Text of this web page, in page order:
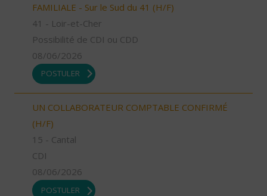
FAMILIALE - Sur le Sud du 41 (H/F)
41 - Loir-et-Cher
Possibilité de CDI ou CDD
08/06/2026
POSTULER
UN COLLABORATEUR COMPTABLE CONFIRMÉ
(H/F)
15 - Cantal
CDI
08/06/2026
POSTULER